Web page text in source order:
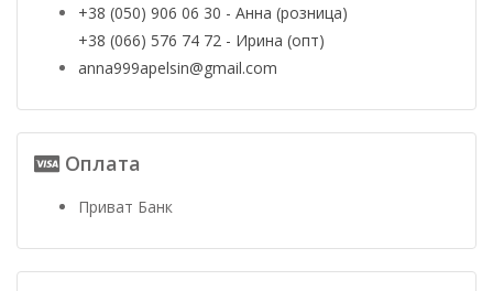
+38 (050) 906 06 30 - Анна (розница)
+38 (066) 576 74 72 - Ирина (опт)
anna999apelsin@gmail.com
Оплата
Приват Банк